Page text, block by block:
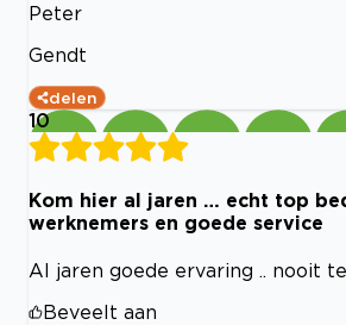
Peter
Gendt
delen
10
Kom hier al jaren … echt top
werknemers en goede service
Al jaren goede ervaring .. nooit
Beveelt aan